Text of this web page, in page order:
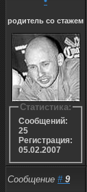
родитель со стажем
Статистика:
Сообщений:
25
Регистрация:
05.02.2007
Сообщение # 9